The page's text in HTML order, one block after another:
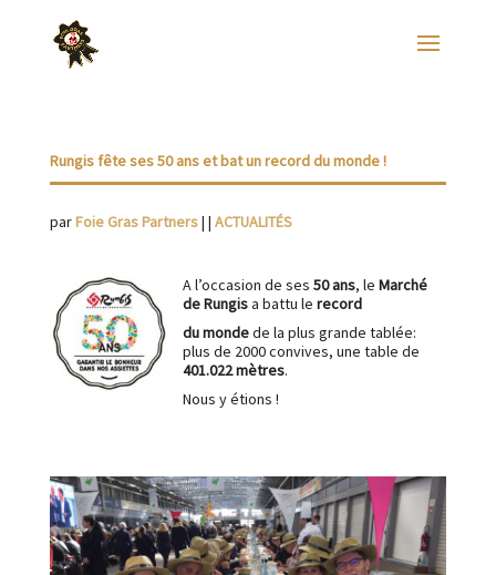
Rungis fête ses 50 ans et bat un record du monde !
parFoie Gras Partners| | ACTUALITÉS
A l’occasion de ses 50 ans, le Marché
de Rungisa battu le record
du mondede la plus grande tablée:
plus de 2000 convives, une table de
401.022 mètres.
Nous y étions !